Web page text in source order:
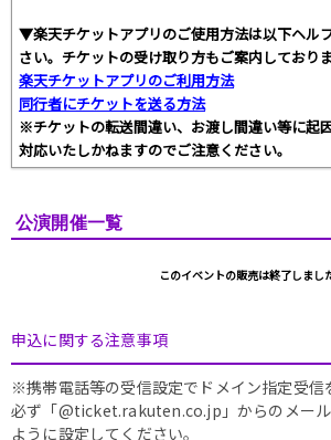
▼楽天チケットアプリのご使用方法は以下ヘル
さい。チケットの受け取り方もご案内しておりま
楽天チケットアプリのご利用方法
同行者にチケットを送る方法
※チケットの転送間違い、お渡し間違い等に起
対応いたしかねますのでご注意ください。
公演開催一覧
このイベントの販売は終了しまし
申込に関する注意事項
※携帯電話等の受信設定でドメイン指定受信
必ず「@ticket.rakuten.co.jp」からのメー
ように設定してください。